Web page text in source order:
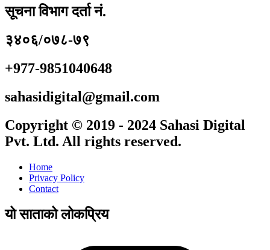
सूचना विभाग दर्ता नं.
३४०६/०७८-७९
+977-9851040648
sahasidigital@gmail.com
Copyright © 2019 - 2024 Sahasi Digital
Pvt. Ltd. All rights reserved.
Home
Privacy Policy
Contact
यो साताको लोकप्रिय